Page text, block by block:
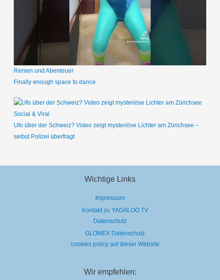
Reisen und Abenteuer
Finally enough space to dance
Social & Viral
Ufo über der Schweiz? Video zeigt mysteriöse Lichter am Zürichsee –
selbst Polizei überfragt
Wichtige Links
Impressum
Kontakt zu YAGALOO.TV
Datenschutz
GLOMEX Datenschutz
cookies policy auf dieser Website
Wir empfehlen: